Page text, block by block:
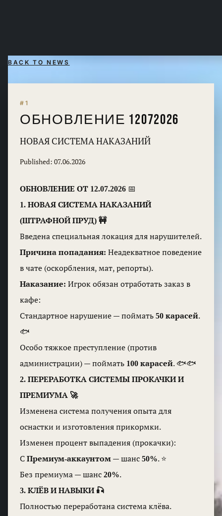
BACK TO NEWS
#1
ОБНОВЛЕНИЕ 12072026
НОВАЯ СИСТЕМА НАКАЗАНИЙ
Published: 07.06.2026
ОБНОВЛЕНИЕ ОТ 12.07.2026 📅
1. НОВАЯ СИСТЕМА НАКАЗАНИЙ
(ШТРАФНОЙ ПРУД) 🚧
Введена специальная локация для нарушителей.
Причина попадания: Неадекватное поведение
в чате (оскорбления, мат, репорты).
Наказание: Игрок обязан отработать заказ в
кафе:
Стандартное нарушение — поймать50 карасей.
🐟
Особо тяжкое преступление (против
администрации) — поймать 100 карасей. 🐟🐟
2. ПЕРЕРАБОТКА СИСТЕМЫ ПРОКАЧКИ И
ПРЕМИУМА 🚀
Изменена система получения опыта для
оснастки и изготовления прикормки.
Изменен процент выпадения (прокачки):
СПремиум-аккаунтом— шанс50%. ⭐
Без премиума — шанс20%.
3. КЛЁВ И НАВЫКИ 🎣
Полностью переработана система клёва.